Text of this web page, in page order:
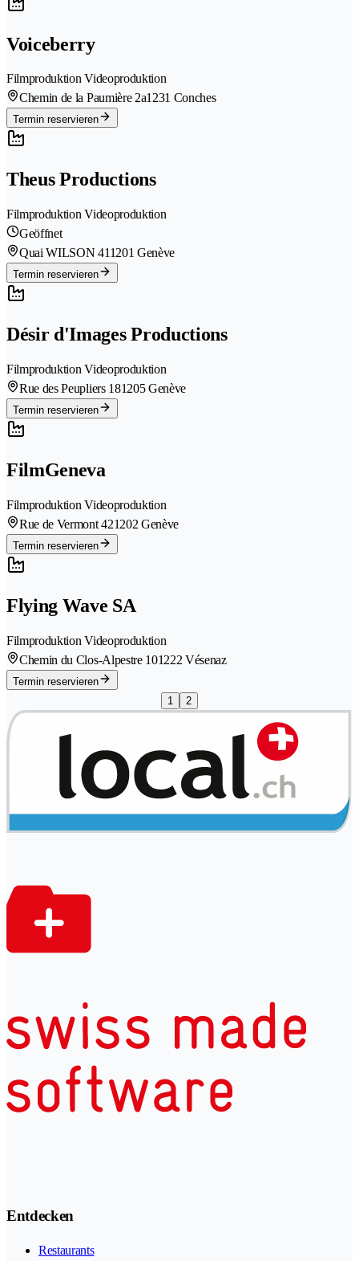
Voiceberry
Filmproduktion Videoproduktion
Chemin de la Paumière 2a1231 Conches
Termin reservieren
Theus Productions
Filmproduktion Videoproduktion
Geöffnet
Quai WILSON 411201 Genève
Termin reservieren
Désir d'Images Productions
Filmproduktion Videoproduktion
Rue des Peupliers 181205 Genève
Termin reservieren
FilmGeneva
Filmproduktion Videoproduktion
Rue de Vermont 421202 Genève
Termin reservieren
Flying Wave SA
Filmproduktion Videoproduktion
Chemin du Clos-Alpestre 101222 Vésenaz
Termin reservieren
1
2
Entdecken
Restaurants